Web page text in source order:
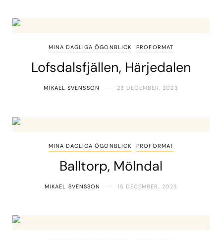
MINA DAGLIGA ÖGONBLICK PROFORMAT
Lofsdalsfjällen, Härjedalen
MIKAEL SVENSSON 23 DECEMBER, 2023
MINA DAGLIGA ÖGONBLICK PROFORMAT
Balltorp, Mölndal
MIKAEL SVENSSON 15 DECEMBER, 2023